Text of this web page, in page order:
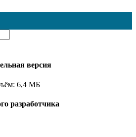
версия
6,4 МБ
разработчика